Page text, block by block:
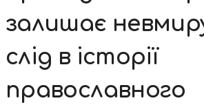
залишає
слід в історії
православного